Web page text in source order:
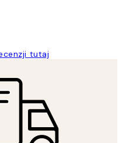
tutaj